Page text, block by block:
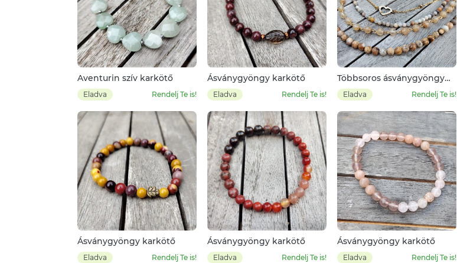
Aventurin szív karkötő
Eladva Rendelj Te is!
Ásványgyöngy karkötő
Eladva Rendelj Te is!
Többsoros ásványgyöngy
nyaklánc
Eladva Rendelj Te is!
Ásványgyöngy karkötő
Eladva Rendelj Te is!
Ásványgyöngy karkötő
Eladva Rendelj Te is!
Ásványgyöngy karkötő
Eladva Rendelj Te is!